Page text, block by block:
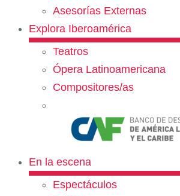
Asesorías Externas
Explora Iberoamérica
Teatros
Ópera Latinoamericana
Compositores/as
En la escena
Espectáculos